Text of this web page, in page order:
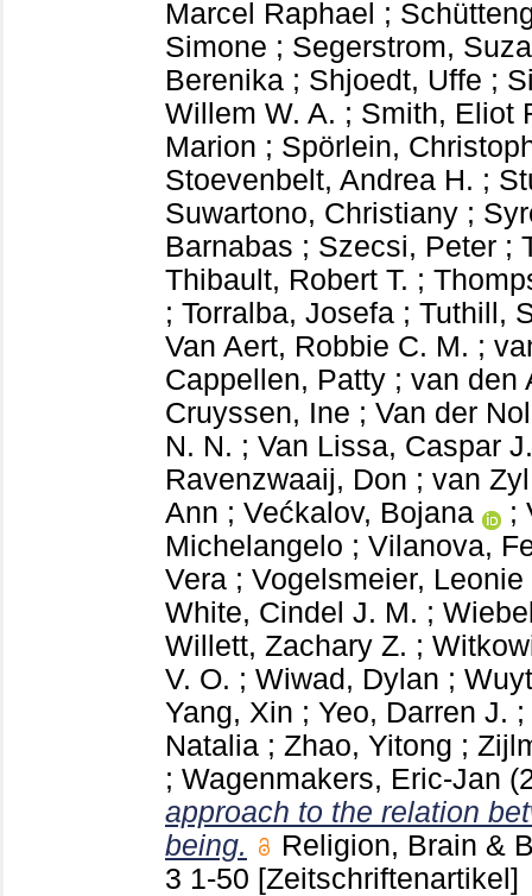
Marcel Raphael ;
Simone ; Segerstrom,
Berenika ; Shjoedt, Uffe ;
Willem W. A. ; Smith, Eliot
Marion ; Spörlein,
Stoevenbelt, Andrea H. ;
Suwartono, Christiany ;
Barnabas ; Szecsi, Peter ;
Thibault, Robert T. ;
; Torralba, Josefa ; Tuthill,
Van Aert, Robbie C. M. ;
Cappellen, Patty ; van den
Cruyssen, Ine ; Van der
N. N. ; Van Lissa, Caspar J.
Ravenzwaaij, Don ; van
Ann ; Većkalov, Bojana ;
Michelangelo ; Vilanova,
Vera ; Vogelsmeier, Leonie
White, Cindel J. M. ;
Willett, Zachary Z. ;
V. O. ; Wiwad, Dylan ;
Yang, Xin ; Yeo, Darren J. ;
Natalia ; Zhao, Yitong ;
; Wagenmakers, Eric-Jan
approach to the relation
being.
Religion, Brain &
3 1-50 [Zeitschriftenartikel]